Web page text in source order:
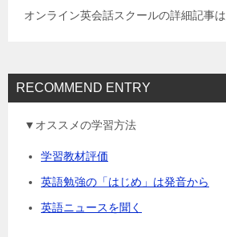
オンライン英会話スクールの詳細記事は
RECOMMEND ENTRY
▼オススメの学習方法
学習教材評価
英語勉強の「はじめ」は発音から
英語ニュースを聞く